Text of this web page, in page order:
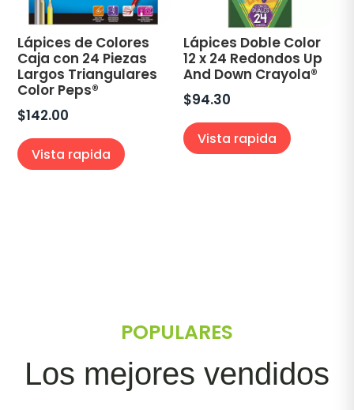
Lápices de Colores
Caja con 24 Piezas
Largos Triangulares
Color Peps®
$142.00
Vista rapida
Lápices Doble Color
12 x 24 Redondos Up
And Down Crayola®
$94.30
Vista rapida
POPULARES
Los mejores vendidos